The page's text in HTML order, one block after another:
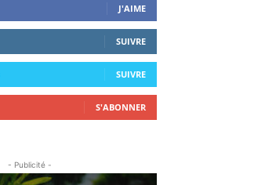
J'AIME
SUIVRE
SUIVRE
S'ABONNER
- Publicité -